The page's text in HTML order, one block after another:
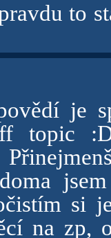
to
je
topic
si
na zp,